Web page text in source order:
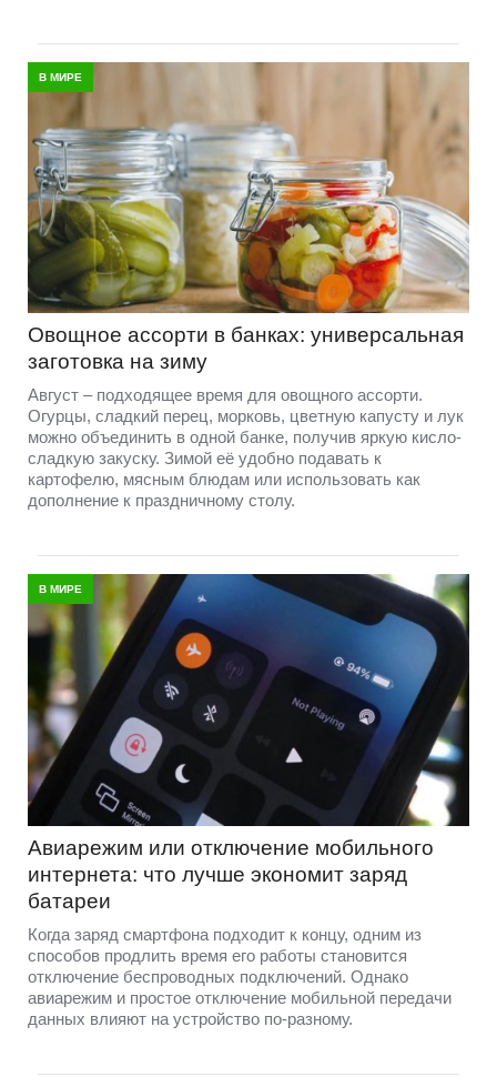
В МИРЕ
Овощное ассорти в банках: универсальная
заготовка на зиму
Август – подходящее время для овощного ассорти.
Огурцы, сладкий перец, морковь, цветную капусту и лук
можно объединить в одной банке, получив яркую кисло-
сладкую закуску. Зимой её удобно подавать к
картофелю, мясным блюдам или использовать как
дополнение к праздничному столу.
В МИРЕ
Авиарежим или отключение мобильного
интернета: что лучше экономит заряд
батареи
Когда заряд смартфона подходит к концу, одним из
способов продлить время его работы становится
отключение беспроводных подключений. Однако
авиарежим и простое отключение мобильной передачи
данных влияют на устройство по-разному.